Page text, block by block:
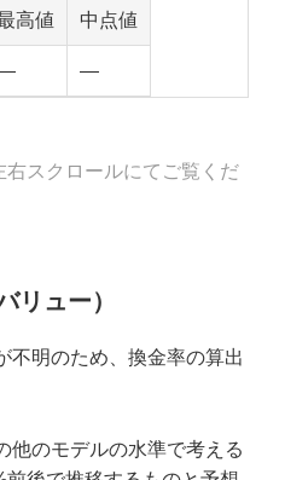
高値 中点値
—
右スクロールにてご覧くだ
リュー）
不明のため、換金率の算出
他のモデルの水準で考える